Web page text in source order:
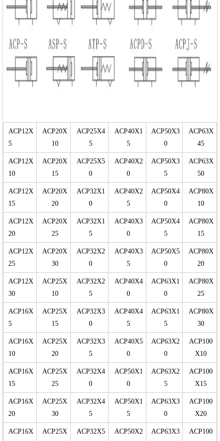
ACP12X
5
ACP20X
10
ACP25X4
5
ACP40X1
5
ACP50X3
0
ACP63X
45
ACP12X
10
ACP20X
15
ACP25X5
0
ACP40X2
0
ACP50X3
5
ACP63X
50
ACP12X
15
ACP20X
20
ACP32X1
0
ACP40X2
5
ACP50X4
0
ACP80X
10
ACP12X
20
ACP20X
25
ACP32X1
5
ACP40X3
0
ACP50X4
5
ACP80X
15
ACP12X
25
ACP20X
30
ACP32X2
0
ACP40X3
5
ACP50X5
0
ACP80X
20
ACP12X
30
ACP25X
10
ACP32X2
5
ACP40X4
0
ACP63X1
0
ACP80X
25
ACP16X
5
ACP25X
15
ACP32X3
0
ACP40X4
5
ACP63X1
5
ACP80X
30
ACP16X
10
ACP25X
20
ACP32X3
5
ACP40X5
0
ACP63X2
0
ACP100
X10
ACP16X
15
ACP25X
25
ACP32X4
0
ACP50X1
0
ACP63X2
5
ACP100
X15
ACP16X
20
ACP25X
30
ACP32X4
5
ACP50X1
5
ACP63X3
0
ACP100
X20
ACP16X
ACP25X
ACP32X5
ACP50X2
ACP63X3
ACP100